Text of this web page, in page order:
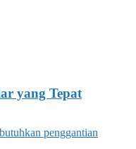
yang Tepat